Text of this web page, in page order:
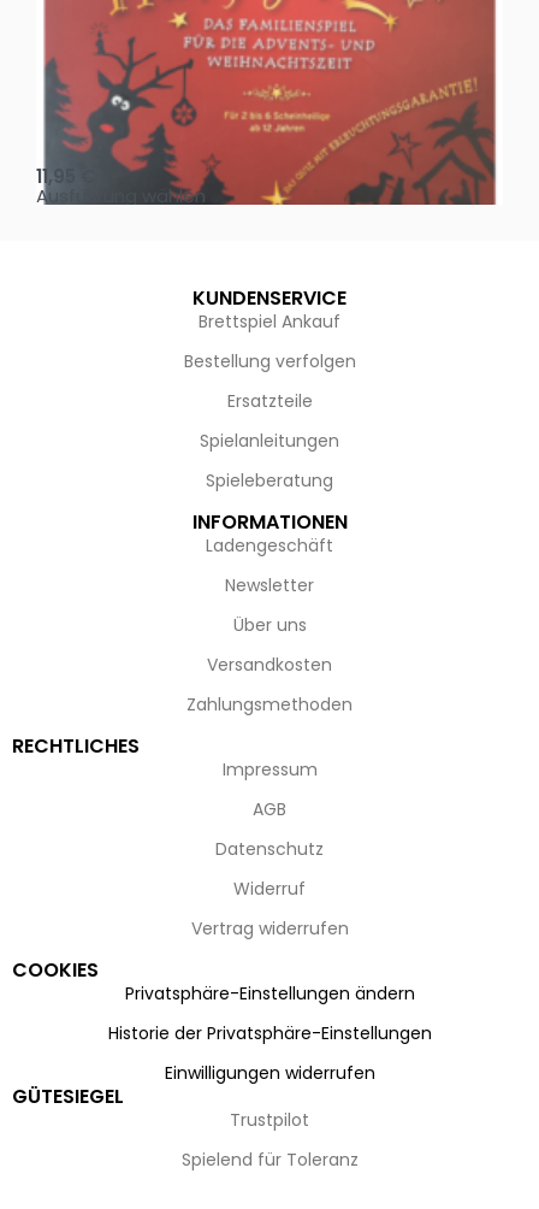
Oh, heilige Nacht!
11,95
Ausführung wählen
KUNDENSERVICE
Brettspiel Ankauf
Bestellung verfolgen
Ersatzteile
Spielanleitungen
Spieleberatung
INFORMATIONEN
Ladengeschäft
Newsletter
Über uns
Versandkosten
Zahlungsmethoden
RECHTLICHES
Impressum
AGB
Datenschutz
Widerruf
Vertrag widerrufen
COOKIES
Privatsphäre-Einstellungen ändern
Historie der Privatsphäre-Einstellungen
Einwilligungen widerrufen
GÜTESIEGEL
Trustpilot
Spielend für Toleranz